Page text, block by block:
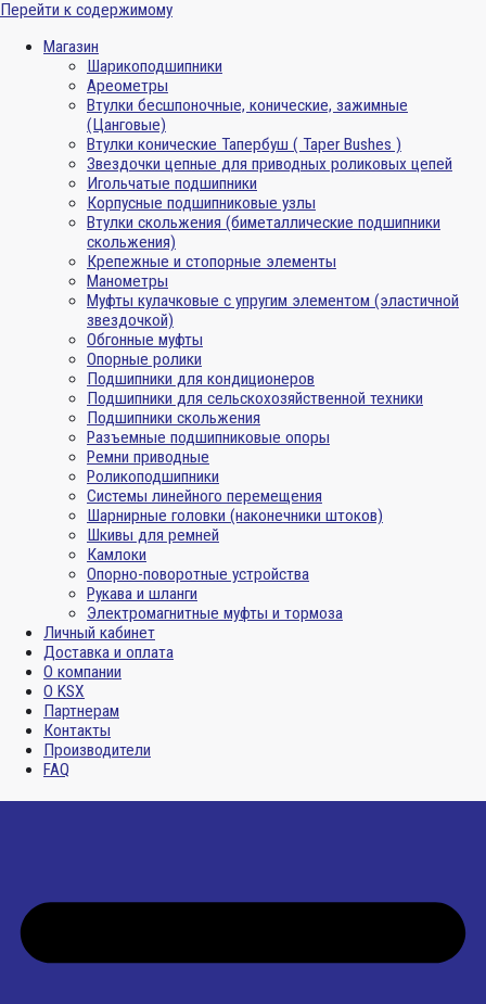
Перейти к содержимому
Магазин
Шарикоподшипники
Ареометры
Втулки бесшпоночные, конические, зажимные
(Цанговые)
Втулки конические Тапербуш ( Taper Bushes )
Звездочки цепные для приводных роликовых цепей
Игольчатые подшипники
Корпусные подшипниковые узлы
Втулки скольжения (биметаллические подшипники
скольжения)
Крепежные и стопорные элементы
Манометры
Муфты кулачковые с упругим элементом (эластичной
звездочкой)
Обгонные муфты
Опорные ролики
Подшипники для кондиционеров
Подшипники для сельскохозяйственной техники
Подшипники скольжения
Разъемные подшипниковые опоры
Ремни приводные
Роликоподшипники
Системы линейного перемещения
Шарнирные головки (наконечники штоков)
Шкивы для ремней
Камлоки
Опорно-поворотные устройства
Рукава и шланги
Электромагнитные муфты и тормоза
Личный кабинет
Доставка и оплата
О компании
О KSX
Партнерам
Контакты
Производители
FAQ